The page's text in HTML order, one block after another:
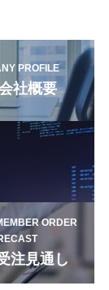
PROFILE
社概要
ORDER
注見通し